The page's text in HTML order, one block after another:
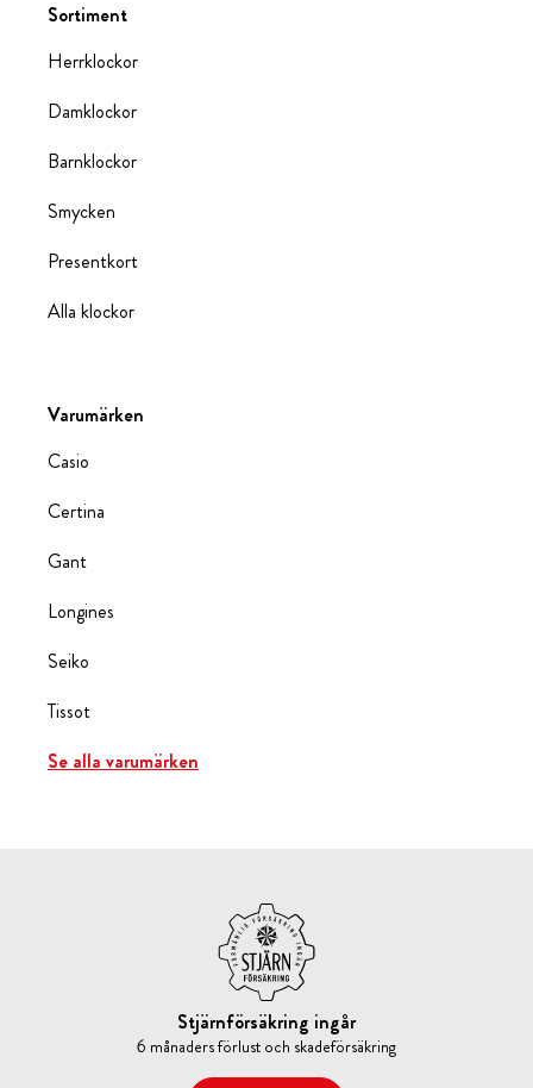
Sortiment
Herrklockor
Damklockor
Barnklockor
Smycken
Presentkort
Alla klockor
Varumärken
Casio
Certina
Gant
Longines
Seiko
Tissot
Se alla varumärken
Stjärnförsäkring ingår
6 månaders förlust och skadeförsäkring